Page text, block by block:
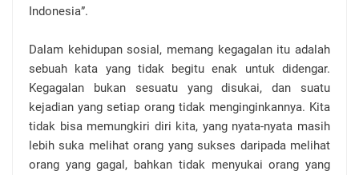
Indonesia”.
Dalam kehidupan sosial, memang kegagalan itu adalah
sebuah kata yang tidak begitu enak untuk didengar.
Kegagalan bukan sesuatu yang disukai, dan suatu
kejadian yang setiap orang tidak menginginkannya. Kita
tidak bisa memungkiri diri kita, yang nyata-nyata masih
lebih suka melihat orang yang sukses daripada melihat
orang yang gagal, bahkan tidak menyukai orang yang